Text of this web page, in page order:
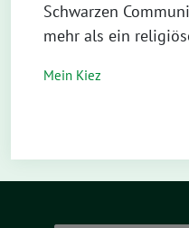
Schwarzen
mehr als ein
Mein Kiez